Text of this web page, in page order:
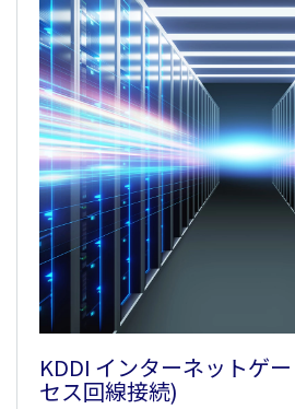
KDDI インターネットゲ
セス回線接続)